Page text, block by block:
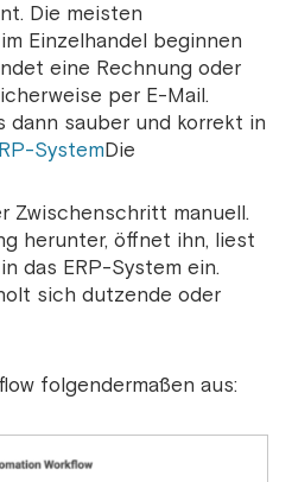
Die meisten
Einzelhandel beginnen
eine Rechnung oder
per E-Mail.
dann sauber und korrekt in
SystemDie
Zwischenschritt manuell.
herunter, öffnet ihn, liest
das ERP-System ein.
sich dutzende oder
folgendermaßen aus: